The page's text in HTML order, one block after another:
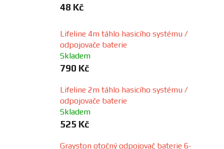
48 Kč
Lifeline 4m táhlo hasicího systému /
odpojovače baterie
Skladem
790 Kč
Lifeline 2m táhlo hasicího systému /
odpojovače baterie
Skladem
525 Kč
Grayston otočný odpojovač baterie 6-